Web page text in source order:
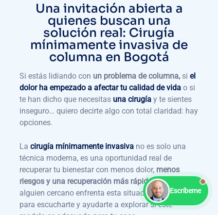
Una invitación abierta a
quienes buscan una
solución real: Cirugía
mínimamente invasiva de
columna en Bogotá
Si estás lidiando con un problema de columna, si el
dolor ha empezado a afectar tu calidad de vida o si
te han dicho que necesitas una cirugía y te sientes
inseguro… quiero decirte algo con total claridad: hay
opciones.
La cirugía mínimamente invasiva no es solo una
técnica moderna, es una oportunidad real de
recuperar tu bienestar con menos dolor, menos
riesgos y una recuperación más rápida.Si tú o
alguien cercano enfrenta esta situación, estoy aquí
para escucharte y ayudarte a explorar si este
Escríbeme